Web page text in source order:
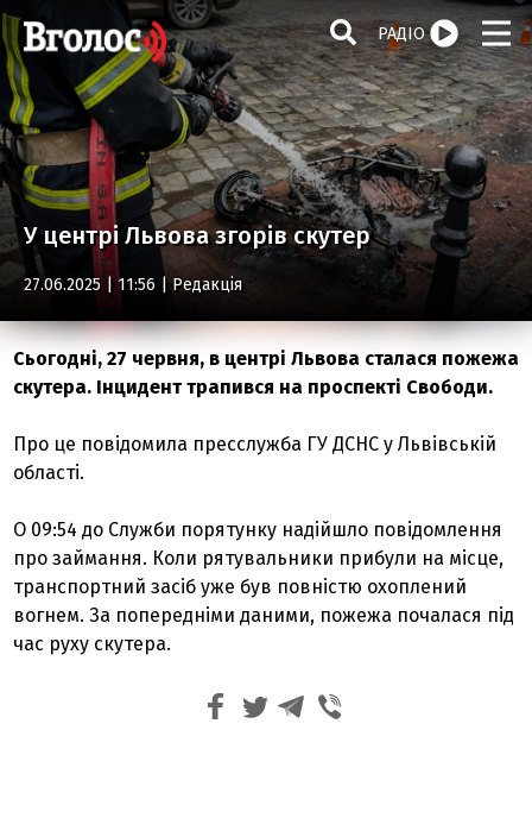
РАДІО
У центрі Львова згорів скутер
27.06.2025 | 11:56 | Редакція
Сьогодні, 27 червня, в центрі Львова сталася пожежа
скутера. Інцидент трапився на проспекті Свободи.
Про це повідомила пресслужба ГУ ДСНС у Львівській
області.
О 09:54 до Служби порятунку надійшло повідомлення
про займання. Коли рятувальники прибули на місце,
транспортний засіб уже був повністю охоплений
вогнем. За попередніми даними, пожежа почалася під
час руху скутера.